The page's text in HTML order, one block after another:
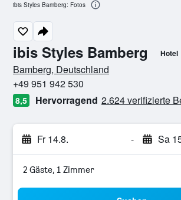
ibis Styles Bamberg Hotel
Bewertungskategorie 0
Bamberg, Deutschland
+49 951 942 530
8,5 Hervorragend 2.624 verifizierte
Fr 14.8. - Sa
2 Gäste, 1 Zimmer
ibis Styles Bamberg: Fotos